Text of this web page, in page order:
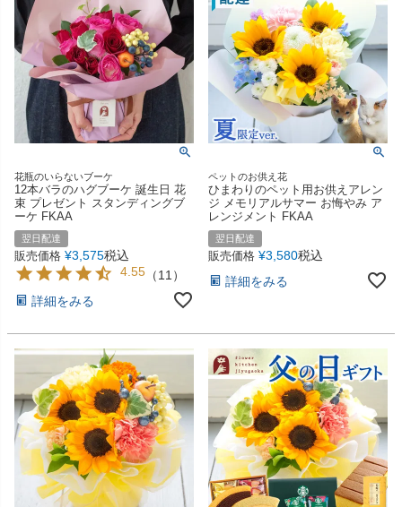
花瓶のいらないブーケ
12本バラのハグブーケ 誕生日 花
束 プレゼント スタンディングブ
ーケ FKAA
翌日配達
販売価格 ¥3,575税込
4.55 （11 ）
詳細をみる
ペットのお供え花
ひまわりのペット用お供えアレン
ジ メモリアルサマー お悔やみ ア
レンジメント FKAA
翌日配達
販売価格 ¥3,580税込
詳細をみる